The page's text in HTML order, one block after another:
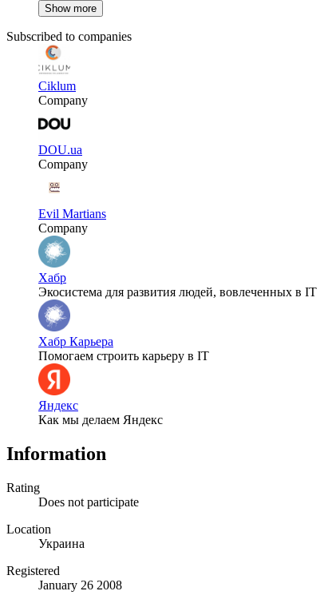
Show more
Subscribed to companies
Ciklum
Company
DOU.ua
Company
Evil Martians
Company
Хабр
Экосистема для развития людей, вовлеченных в IT
Хабр Карьера
Помогаем строить карьеру в IT
Яндекс
Как мы делаем Яндекс
Information
Rating
Does not participate
Location
Украина
Registered
January 26 2008